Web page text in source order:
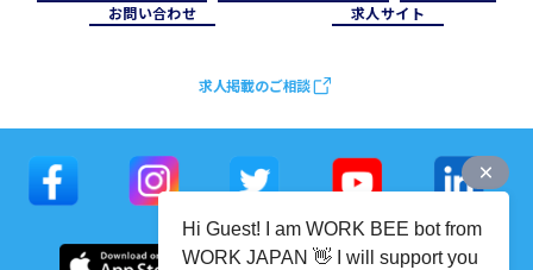
お問い合わせ
求⼈サイト
求人掲載のご相談
Hi Guest! I am WORK BEE bot from
WORK JAPAN 👋 I will support you